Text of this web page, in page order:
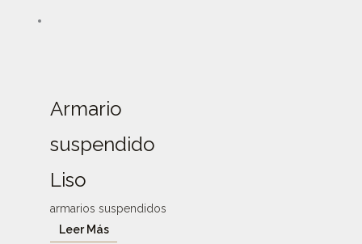
Armario
suspendido
Liso
armarios suspendidos
Leer Más